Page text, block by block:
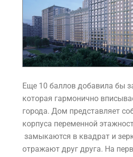
Еще 10 баллов добавила бы
которая гармонично
города. Дом представляет
корпуса переменной
замыкаются в квадрат и
отражают друг друга. На